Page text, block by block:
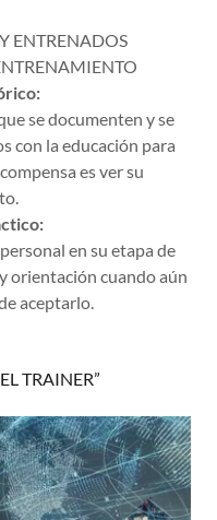
ENTRENADOS
se documenten y se
con la educación para
es ver su
en su etapa de
orientación cuando aún
aceptarlo.
TRAINER”